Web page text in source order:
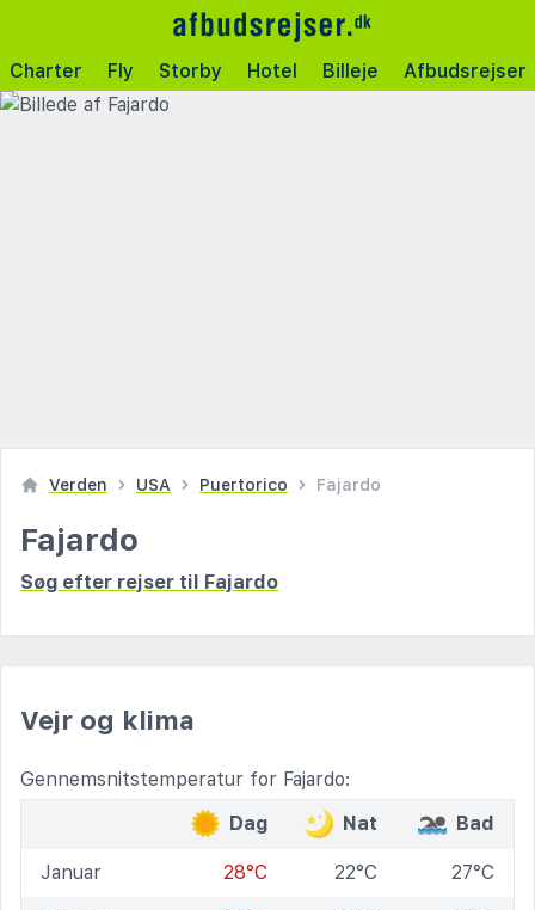
Charter Fly Storby Hotel Billeje Afbudsrejser
Verden USA Puertorico Fajardo
Fajardo
Søg efter rejser til Fajardo
Vejr og klima
Gennemsnitstemperatur for Fajardo:
Dag
Nat Bad
Januar 28°C 22°C 27°C